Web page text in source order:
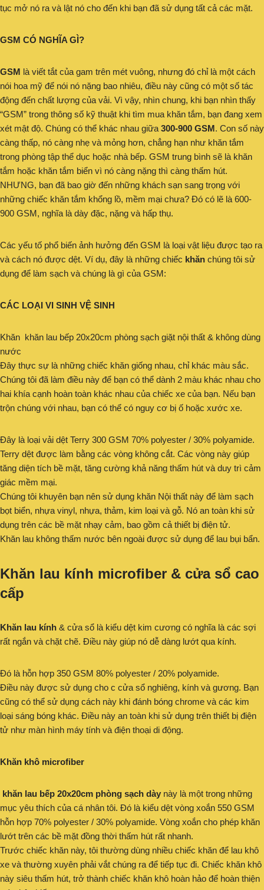
tục mở nó ra và lật nó cho đến khi bạn đã sử dụng tất cả các mặt.
GSM CÓ NGHĨA GÌ?
GSM là viết tắt của gam trên mét vuông, nhưng đó chỉ là một cách
nói hoa mỹ để nói nó nặng bao nhiêu, điều này cũng có một số tác
động đến chất lượng của vải. Vì vậy, nhìn chung, khi bạn nhìn thấy
“GSM” trong thông số kỹ thuật khi tìm mua khăn tắm, bạn đang xem
xét mật độ. Chúng có thể khác nhau giữa 300-900 GSM. Con số này
càng thấp, nó càng nhẹ và mỏng hơn, chẳng hạn như khăn tắm
trong phòng tập thể dục hoặc nhà bếp. GSM trung bình sẽ là khăn
tắm hoặc khăn tắm biển vì nó càng nặng thì càng thấm hút.
NHƯNG, bạn đã bao giờ đến những khách sạn sang trọng với
những chiếc khăn tắm khổng lồ, mềm mại chưa? Đó có lẽ là 600-
900 GSM, nghĩa là dày đặc, nặng và hấp thụ.
Các yếu tố phổ biến ảnh hưởng đến GSM là loại vật liệu được tạo ra
và cách nó được dệt. Ví dụ, đây là những chiếc khăn chúng tôi sử
dụng để làm sạch và chúng là gì của GSM:
CÁC LOẠI VI SINH VỆ SINH
Khăn khăn lau bếp 20x20cm phòng sạch giặt nội thất & không dùng
nước
Đây thực sự là những chiếc khăn giống nhau, chỉ khác màu sắc.
Chúng tôi đã làm điều này để bạn có thể dành 2 màu khác nhau cho
hai khía cạnh hoàn toàn khác nhau của chiếc xe của bạn. Nếu bạn
trộn chúng với nhau, bạn có thể có nguy cơ bị ố hoặc xước xe.
Đây là loại vải dệt Terry 300 GSM 70% polyester / 30% polyamide.
Terry dệt được làm bằng các vòng không cắt. Các vòng này giúp
tăng diện tích bề mặt, tăng cường khả năng thấm hút và duy trì cảm
giác mềm mại.
Chúng tôi khuyên bạn nên sử dụng khăn Nội thất này để làm sạch
bọt biển, nhựa vinyl, nhựa, thảm, kim loại và gỗ. Nó an toàn khi sử
dụng trên các bề mặt nhạy cảm, bao gồm cả thiết bị điện tử.
Khăn lau không thấm nước bên ngoài được sử dụng để lau bụi bẩn.
Khăn lau kính microfiber & cửa sổ cao
cấp
Khăn lau kính & cửa sổ là kiểu dệt kim cương có nghĩa là các sợi
rất ngắn và chặt chẽ. Điều này giúp nó dễ dàng lướt qua kính.
Đó là hỗn hợp 350 GSM 80% polyester / 20% polyamide.
Điều này được sử dụng cho c cửa sổ nghiêng, kính và gương. Bạn
cũng có thể sử dụng cách này khi đánh bóng chrome và các kim
loại sáng bóng khác. Điều này an toàn khi sử dụng trên thiết bị điện
tử như màn hình máy tính và điện thoại di động.
Khăn khô microfiber
khăn lau bếp 20x20cm phòng sạch dày này là một trong những
mục yêu thích của cá nhân tôi. Đó là kiểu dệt vòng xoắn 550 GSM
hỗn hợp 70% polyester / 30% polyamide. Vòng xoắn cho phép khăn
lướt trên các bề mặt đồng thời thấm hút rất nhanh.
Trước chiếc khăn này, tôi thường dùng nhiều chiếc khăn để lau khô
xe và thường xuyên phải vắt chúng ra để tiếp tục đi. Chiếc khăn khô
này siêu thấm hút, trở thành chiếc khăn khô hoàn hảo để hoàn thiện